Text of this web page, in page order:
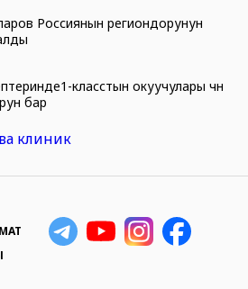
Россиянын региондорунун
класстын окуучулары үчүн
бар